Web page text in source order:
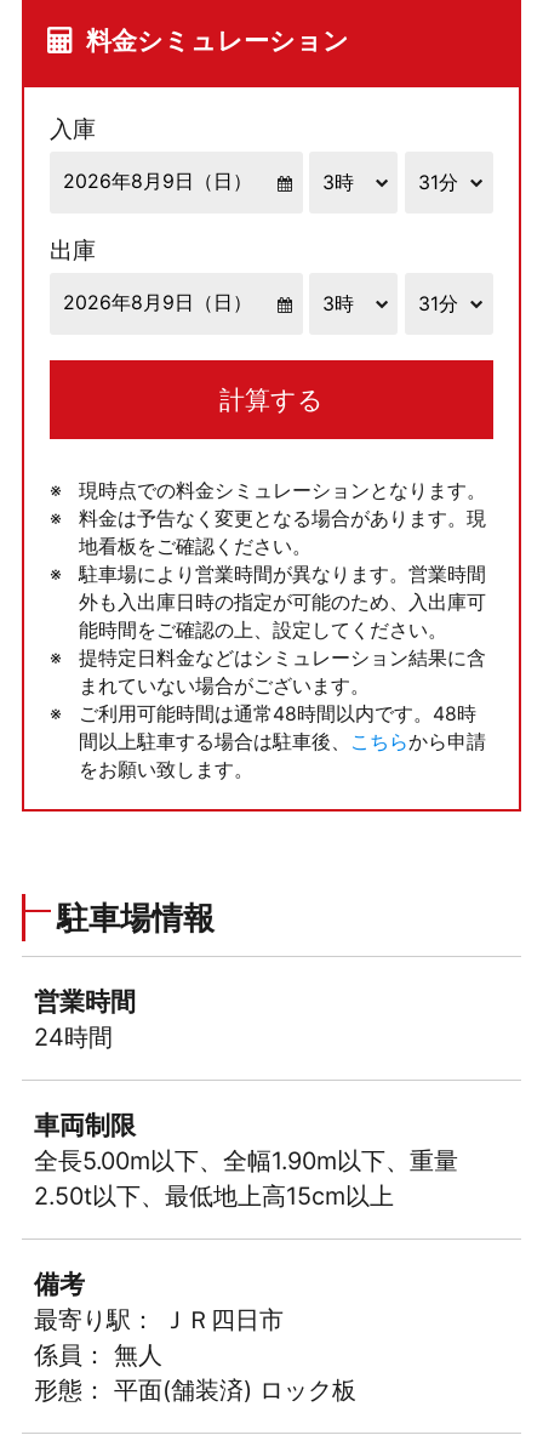
料金シミュレーション
入庫
出庫
計算する
現時点での料金シミュレーションとなります。
料金は予告なく変更となる場合があります。現
地看板をご確認ください。
駐車場により営業時間が異なります。営業時間
外も入出庫日時の指定が可能のため、入出庫可
能時間をご確認の上、設定してください。
提特定日料金などはシミュレーション結果に含
まれていない場合がございます。
ご利用可能時間は通常48時間以内です。48時
間以上駐車する場合は駐車後、
こちらから申請
をお願い致します。
駐車場情報
営業時間
24時間
車両制限
全長5.00m以下、全幅1.90m以下、重量
2.50t以下、最低地上高15cm以上
備考
最寄り駅： ＪＲ四日市
係員： 無人
形態： 平面(舗装済) ロック板